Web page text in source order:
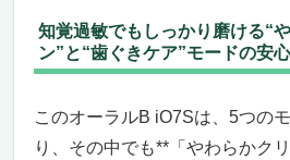
知覚過敏でもしっかり磨ける“
ン”と“歯ぐきケア”モードの安
このオーラルB iO7Sは、5つの
り、その中でも**「やわらかク